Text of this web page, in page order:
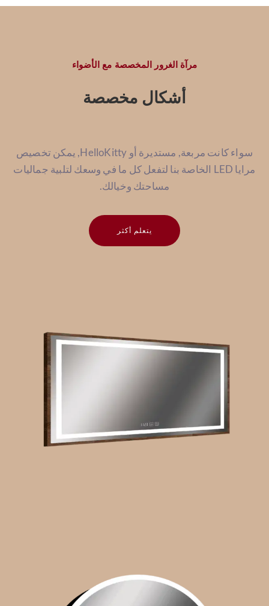
مرآة الغرور المخصصة مع الأضواء
أشكال مخصصة
سواء كانت مربعة, مستديرة أو HelloKitty, يمكن تخصيص
مرايا LED الخاصة بنا لتفعل كل ما في وسعك لتلبية جماليات
مساحتك وخيالك.
يتعلم أكثر